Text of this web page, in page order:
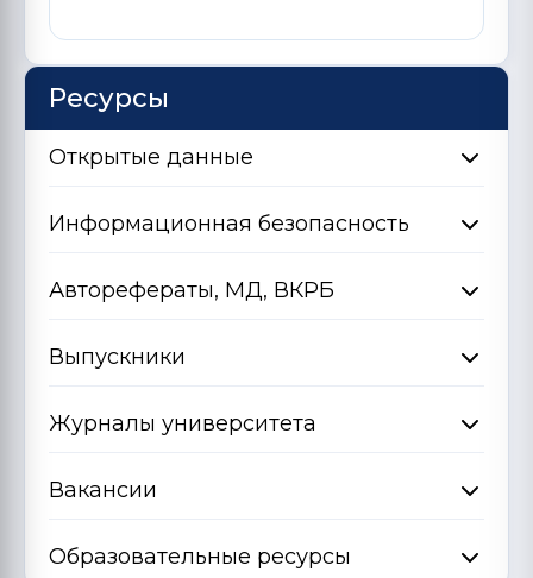
Ресурсы
Открытые данные
Информационная безопасность
Авторефераты, МД, ВКРБ
Выпускники
Журналы университета
Вакансии
Образовательные ресурсы